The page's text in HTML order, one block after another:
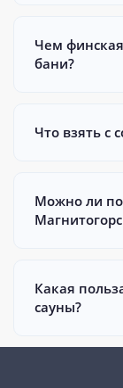
Чем финская
бани?
Что взять с
Можно ли
Какая
сауны?